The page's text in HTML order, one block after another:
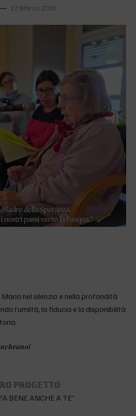
17 Marzo 2026
nel silenzio e nella profondità
l’umiltà, la fiducia e la disponibilità
ℙℝ𝕆𝔾𝔼𝕋𝕋𝕆
BENE ANCHE A TE”